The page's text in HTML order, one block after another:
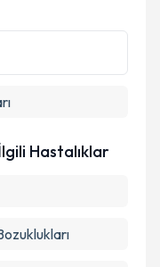
ilişkin
belirtilen
Hastalıklar